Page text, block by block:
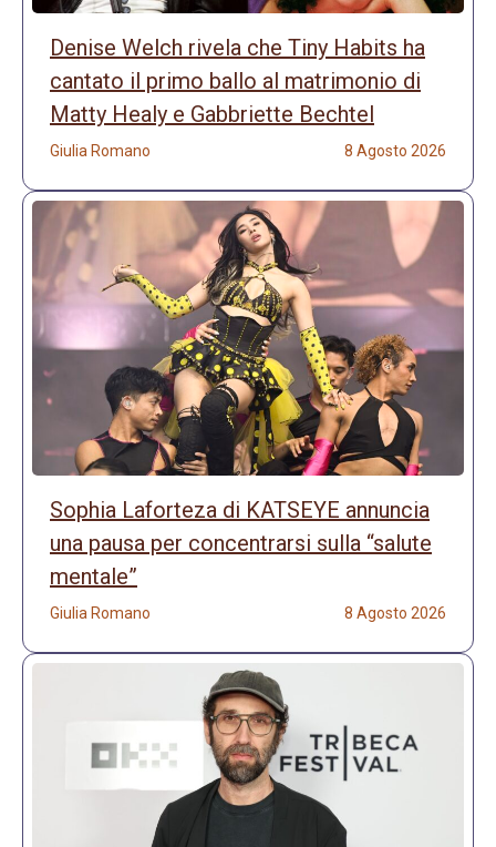
Denise Welch rivela che Tiny Habits ha
cantato il primo ballo al matrimonio di
Matty Healy e Gabbriette Bechtel
Giulia Romano 8 Agosto 2026
Sophia Laforteza di KATSEYE annuncia
una pausa per concentrarsi sulla “salute
mentale”
Giulia Romano 8 Agosto 2026